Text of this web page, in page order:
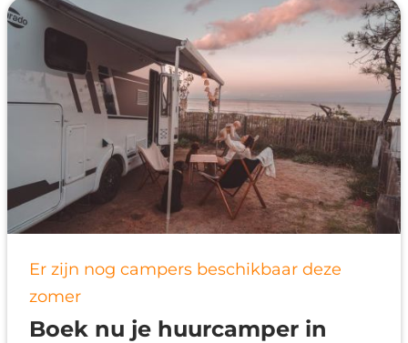
Er zijn nog campers beschikbaar deze
zomer
Boek nu je huurcamper in